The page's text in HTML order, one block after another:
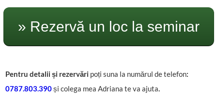
» Rezervă un loc la seminar
Pentru detalii și rezervări poți suna la numărul de telefon:
0787 .803.39 0și colega mea Adriana te va ajuta.